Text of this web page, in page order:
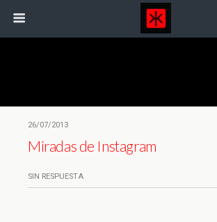
26/07/2013
Miradas de Instagram
SIN RESPUESTA